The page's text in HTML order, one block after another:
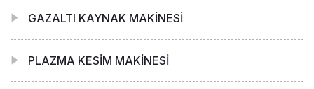
GAZALTI KAYNAK MAKİNESİ
PLAZMA KESİM MAKİNESİ